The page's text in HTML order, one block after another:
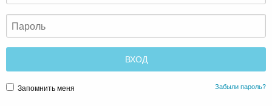
Запомнить меня Забыли пароль?